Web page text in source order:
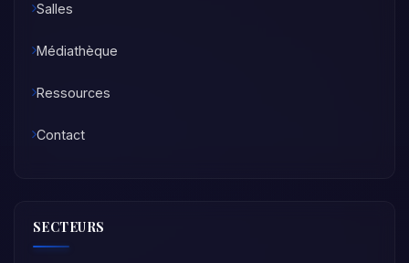
Salles
Médiathèque
Ressources
Contact
SECTEURS